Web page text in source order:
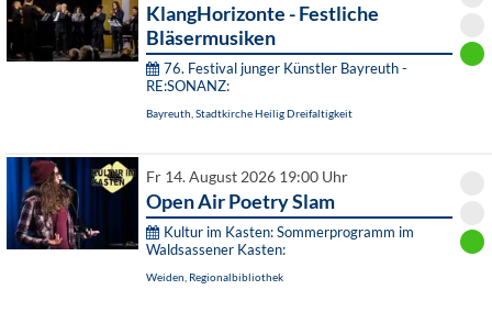
KlangHorizonte - Festliche
Bläsermusiken
76. Festival junger Künstler Bayreuth -
RE:SONANZ:
Bayreuth, Stadtkirche Heilig Dreifaltigkeit
Fr 14. August 2026 19:00 Uhr
Open Air Poetry Slam
Kultur im Kasten: Sommerprogramm im
Waldsassener Kasten:
Weiden, Regionalbibliothek